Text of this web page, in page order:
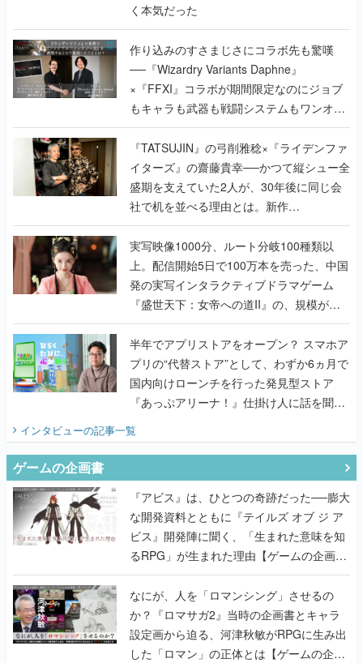
く本気だった
作り込みのすさまじさにコラボ先も驚嘆
──『Wizardry Variants Daphne』
×『FFXI』コラボが期間限定なのにジョブ
もキャラも武器も戦闘システムもワンオフ
で作り込まれた理由を両ディレクターに聞
く
『TATSUJIN』の弓削雅稔×『ライデンファ
イターズ』の齋藤貴幸──かつて縦シュー全
盛期を支えていた2人が、30年後に同じ会
社で机を並べる理由とは。新作
『TATSUJIN EXTREME』で初タッグを組
んだレジェンド2人に訊く開発秘話
実写映像1000分、ルート分岐100種類以
上。配信開始5日で100万本を売った、中国
発の実写インタラクティブドラマゲーム
『盛世天下：女帝への道II』の、規模が違
うこだわりをプロデューサーに聞いた
半年でアプリストアをオープン？ スマホア
プリの“代替ストア”として、わずか6ヵ月で
国内向けローンチを行った発見型ストア
『あっぷアリーナ！』仕掛け人に話を聞い
インタビューの記事一覧
ゲームの企画書
『アビス』は、ひとつの奇跡だった──膨大
な開発資料とともに『テイルズ オブ ジ ア
ビス』開発陣に聞く、「生まれた意味を知
るRPG」が生まれた理由【ゲームの企画
書】
なにが、人を「ロマンシング」させるの
か？『ロマサガ2』当時の企画書とキャラ
設定画から迫る、河津秋敏がRPGに生み出
した「ロマン」の正体とは【ゲームの企画